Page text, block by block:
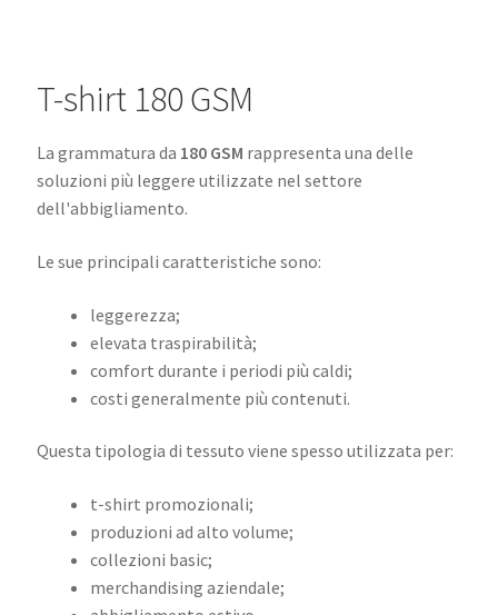
T-shirt 180 GSM
La grammatura da 180 GSM rappresenta una delle
soluzioni più leggere utilizzate nel settore
dell'abbigliamento.
Le sue principali caratteristiche sono:
leggerezza;
elevata traspirabilità;
comfort durante i periodi più caldi;
costi generalmente più contenuti.
Questa tipologia di tessuto viene spesso utilizzata per:
t-shirt promozionali;
produzioni ad alto volume;
collezioni basic;
merchandising aziendale;